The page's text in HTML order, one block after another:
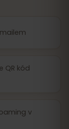
QR kód
v